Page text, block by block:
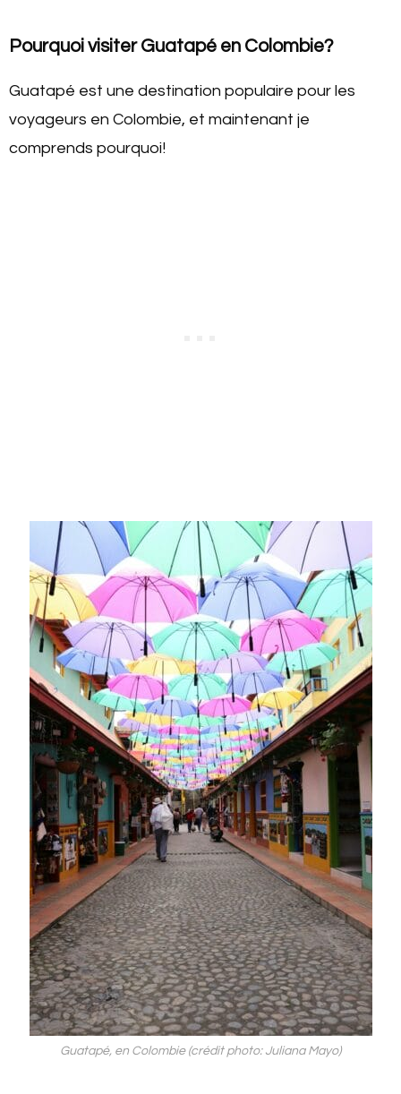
Pourquoi visiter Guatapé en Colombie?
Guatapé est une destination populaire pour les
voyageurs en Colombie, et maintenant je
comprends pourquoi!
Guatapé, en Colombie (crédit photo: Juliana Mayo)